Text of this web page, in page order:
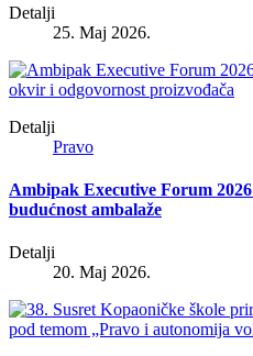
Detalji
25. Maj 2026.
Detalji
Pravo
Ambipak Executive Forum
budućnost ambalaže
Detalji
20. Maj 2026.